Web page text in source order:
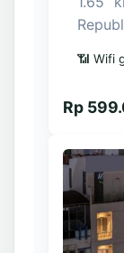
📶 Wifi
Rp